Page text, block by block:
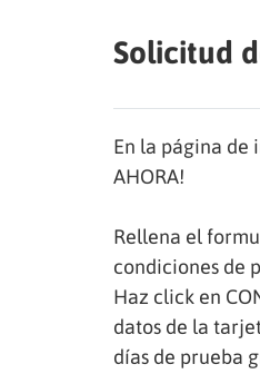
Solicitud
En la página de
AHORA!
Rellena el
condiciones de
Haz click en
datos de la
días de prueba